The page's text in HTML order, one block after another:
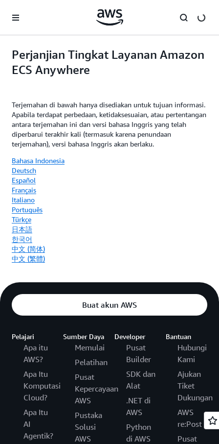
Perjanjian Tingkat Layanan Amazon
ECS Anywhere
Terjemahan di bawah hanya disediakan untuk tujuan informasi.
Apabila terdapat perbedaan, ketidaksesuaian, atau pertentangan
antara terjemahan ini dan versi bahasa Inggris yang telah
diperbarui terakhir kali (termasuk karena penundaan
terjemahan), versi bahasa Inggris akan berlaku.
Bahasa Indonesia
Deutsch
Español
Français
Italiano
Português
Türkçe
日本語
한국어
中文 (简体)
中文 (繁體)
Buat akun AWS
Pelajari
Apa itu
AWS?
Apa Itu
Komputasi
Cloud?
Apa Itu
AI
Agentik?
Sumber Daya
Memulai
Pelatihan
Pusat
Kepercayaan
AWS
Pustaka
Solusi
AWS
Developer
Pusat
Builder
SDK dan
Alat
.NET di
AWS
Python
di AWS
Bantuan
Hubungi
Kami
Ajukan
Tiket
Dukungan
AWS
re:Post
Pusat